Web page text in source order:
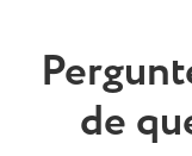
de